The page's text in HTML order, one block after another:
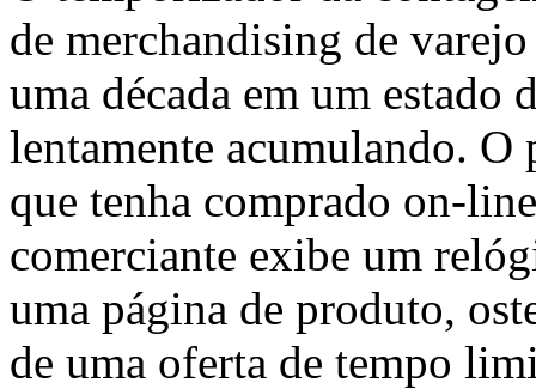
de merchandising de
uma década em um estado
lentamente acumulando.
que tenha comprado on-
comerciante exibe um
uma página de produto,
de uma oferta de tempo